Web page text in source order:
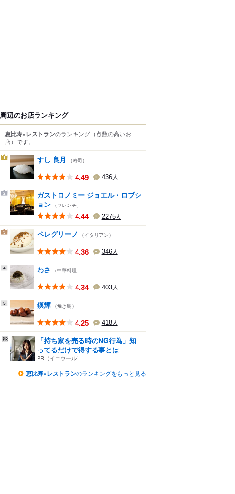
周辺のお店ランキング
恵比寿×レストランのランキング （点数の高いお
店） です。
1 すし 良月 （寿司）
4.49 436人
2
ガストロノミー ジョエル・ロブシ
ョン （フレンチ）
4.44 2275人
3 ペレグリーノ （イタリアン）
4.36 346人
4 わさ （中華料理）
4.34 403人
5 鍈輝 （焼き鳥）
4.25 418人
「持ち家を売る時のNG行為」知
ってるだけで得する事とは
PR（イエウール）
恵比寿×レストランのランキングをもっと見る